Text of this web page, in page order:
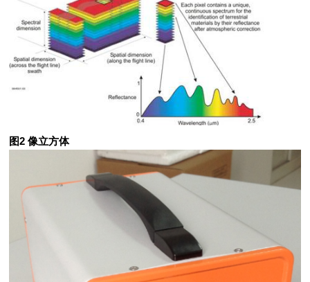
图2 像立方体